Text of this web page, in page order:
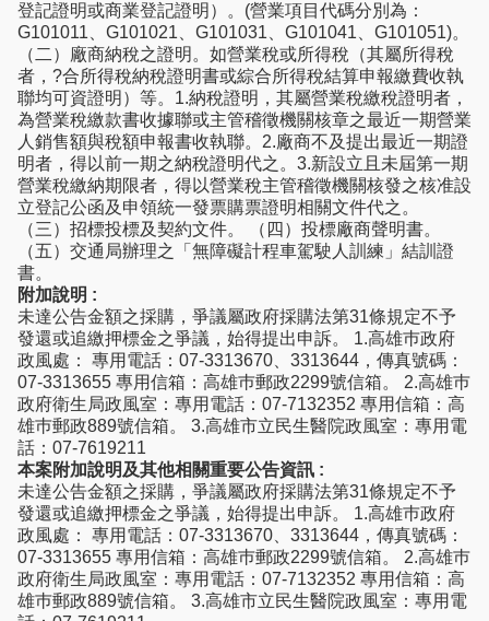
登記證明或商業登記證明）。(營業項目代碼分別為：
G101011、G101021、G101031、G101041、G101051)。
（二）廠商納稅之證明。如營業稅或所得稅（其屬所得稅
者，?合所得稅納稅證明書或綜合所得稅結算申報繳費收執
聯均可資證明）等。1.納稅證明，其屬營業稅繳稅證明者，
為營業稅繳款書收據聯或主管稽徵機關核章之最近一期營業
人銷售額與稅額申報書收執聯。2.廠商不及提出最近一期證
明者，得以前一期之納稅證明代之。3.新設立且未屆第一期
營業稅繳納期限者，得以營業稅主管稽徵機關核發之核准設
立登記公函及申領統一發票購票證明相關文件代之。
（三）招標投標及契約文件。 （四）投標廠商聲明書。
（五）交通局辦理之「無障礙計程車駕駛人訓練」結訓證
書。
附加說明 :
未達公告金額之採購，爭議屬政府採購法第31條規定不予
發還或追繳押標金之爭議，始得提出申訴。 1.高雄巿政府
政風處： 專用電話：07-3313670、3313644，傳真號碼：
07-3313655 專用信箱：高雄巿郵政2299號信箱。 2.高雄巿
政府衛生局政風室：專用電話：07-7132352 專用信箱：高
雄巿郵政889號信箱。 3.高雄市立民生醫院政風室：專用電
話：07-7619211
本案附加說明及其他相關重要公告資訊 :
未達公告金額之採購，爭議屬政府採購法第31條規定不予
發還或追繳押標金之爭議，始得提出申訴。 1.高雄巿政府
政風處： 專用電話：07-3313670、3313644，傳真號碼：
07-3313655 專用信箱：高雄巿郵政2299號信箱。 2.高雄巿
政府衛生局政風室：專用電話：07-7132352 專用信箱：高
雄巿郵政889號信箱。 3.高雄市立民生醫院政風室：專用電